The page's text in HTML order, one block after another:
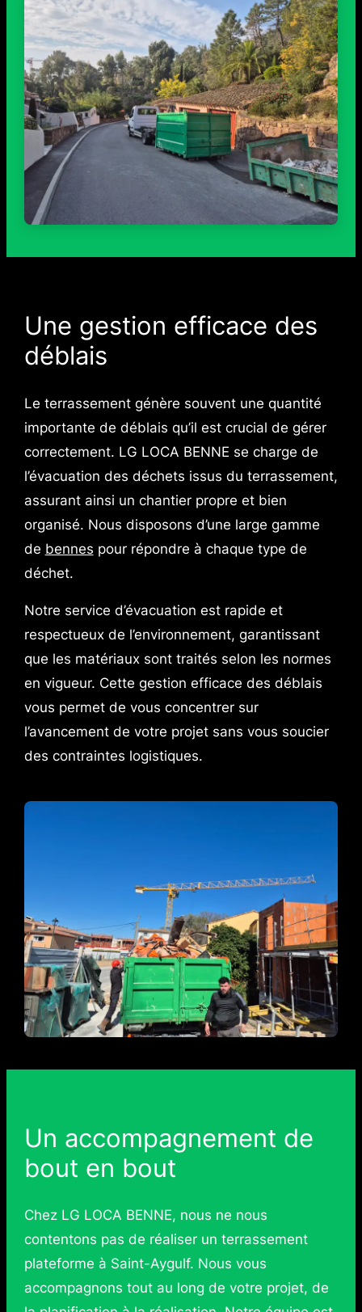
Une gestion efficace des
déblais
Le terrassement génère souvent une quantité
importante de déblais qu’il est crucial de gérer
correctement. LG LOCA BENNE se charge de
l’évacuation des déchets issus du terrassement,
assurant ainsi un chantier propre et bien
organisé. Nous disposons d’une large gamme
de bennes pour répondre à chaque type de
déchet.
Notre service d’évacuation est rapide et
respectueux de l’environnement, garantissant
que les matériaux sont traités selon les normes
en vigueur. Cette gestion efficace des déblais
vous permet de vous concentrer sur
l’avancement de votre projet sans vous soucier
des contraintes logistiques.
Un accompagnement de
bout en bout
Chez LG LOCA BENNE, nous ne nous
contentons pas de réaliser un terrassement
plateforme à Saint-Aygulf. Nous vous
accompagnons tout au long de votre projet, de